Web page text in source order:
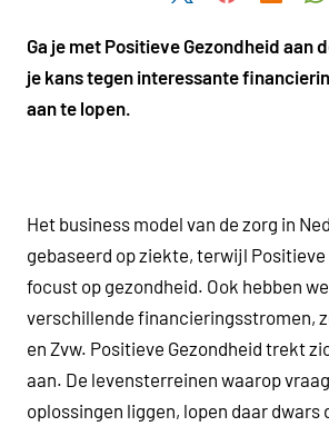
Ga je met Positieve Gezondheid aan
je kans tegen interessante
aan te lopen.
Het business model van de zorg in
gebaseerd op ziekte, terwijl
focust op gezondheid. Ook hebben
verschillende financieringsstromen,
en Zvw. Positieve Gezondheid trekt
aan. De levensterreinen waarop
oplossingen liggen, lopen daar dwars